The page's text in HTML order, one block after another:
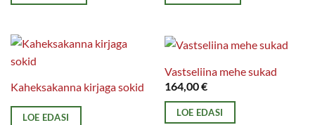
Kaheksakanna kirjaga sokid
LOE EDASI
Vastseliina mehe sukad
164,00€
LOE EDASI